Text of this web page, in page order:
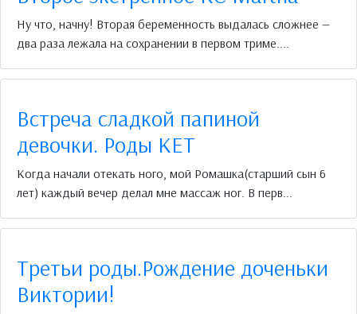
Ну что, начну! Вторая беременность выдалась сложнее —
два раза лежала на сохранении в первом триме....
Встреча сладкой папиной
девочки. Роды КЕТ
Когда начали отекать ного, мой Ромашка(старший сын 6
лет) каждый вечер делал мне массаж ног. В перв...
Третьи роды.Рождение доченьки
Виктории!